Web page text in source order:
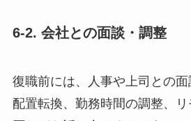
6-2. 会社との面談・調整
復職前には、人事や上司との面
配置転換、勤務時間の調整、